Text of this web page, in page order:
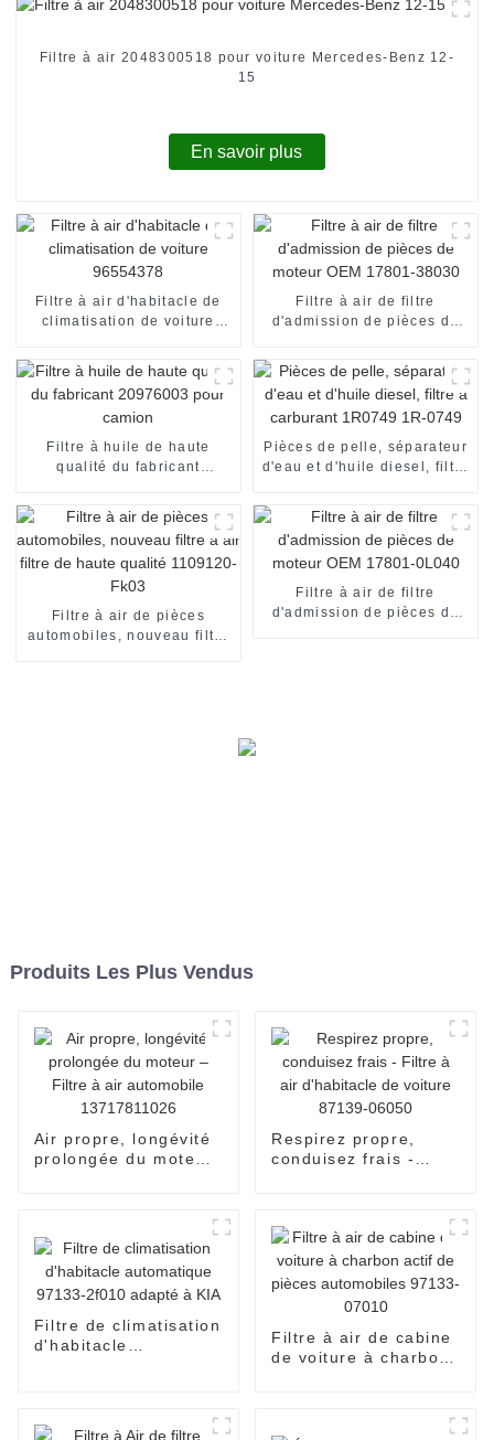
Filtre à air 2048300518 pour voiture Mercedes-Benz 12-
15
En savoir plus
Filtre à air d'habitacle de
climatisation de voiture
Filtre à air de filtre
d'admission de pièces de
Filtre à huile de haute
qualité du fabricant
Pièces de pelle, séparateur
d'eau et d'huile diesel, filtre
Filtre à air de pièces
automobiles, nouveau filtre
Filtre à air de filtre
d'admission de pièces de
Produits Les Plus Vendus
Air propre, longévité
prolongée du moteur
Respirez propre,
conduisez frais -
Filtre de climatisation
d'habitacle
Filtre à air de cabine
de voiture à charbon